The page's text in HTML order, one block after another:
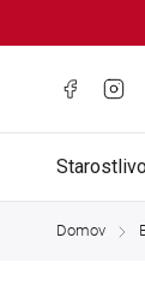
Domov /